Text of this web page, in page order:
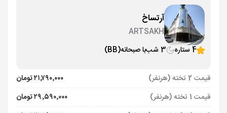
آرتساخ
ARTSAKH
4 ستاره
3 شب با صبحانه(BB)
قیمت 2 تخته (هرنفر)
۲۱٬۷۹۰٬۰۰۰ تومان
قیمت 1 تخته (هرنفر)
۲۹٬۵۹۰٬۰۰۰ تومان